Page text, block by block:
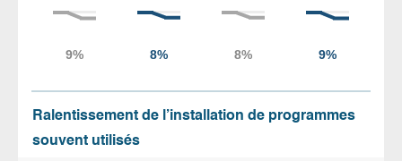
Ralentissement de l’installation de programmes
souvent utilisés